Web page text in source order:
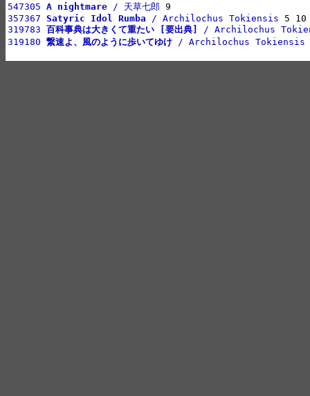
547305 A nightmare / 天草七郎
357367 Satyric Idol Rumba / Archilochus Tokiensis
319783 百科事典は大きくて重たい [要出典]
/ Archilochus
319180 繋速よ、風のように歩いてゆけ / Archilochus Tokiensis